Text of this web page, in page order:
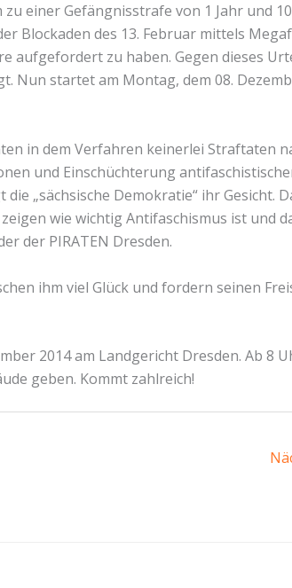
einer Gefängnisstrafe von 1 Jahr und
Blockaden des 13. Februar mittels
aufgefordert zu haben. Gegen dieses
Nun startet am Montag, dem 08.
in dem Verfahren keinerlei Straftaten
und Einschüchterung
„sächsische Demokratie“ ihr Gesicht.
wie wichtig Antifaschismus ist und
der PIRATEN Dresden.
ihm viel Glück und fordern seinen
2014 am Landgericht Dresden. Ab 8
geben. Kommt zahlreich!